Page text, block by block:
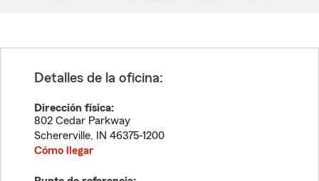
Detalles de la oficina:
Dirección física:
802 Cedar Parkway
Schererville, IN 46375-1200
Cómo llegar